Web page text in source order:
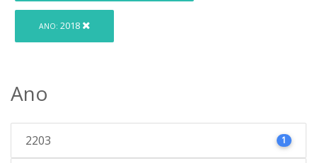
ANO: 2018
Ano
2203 1